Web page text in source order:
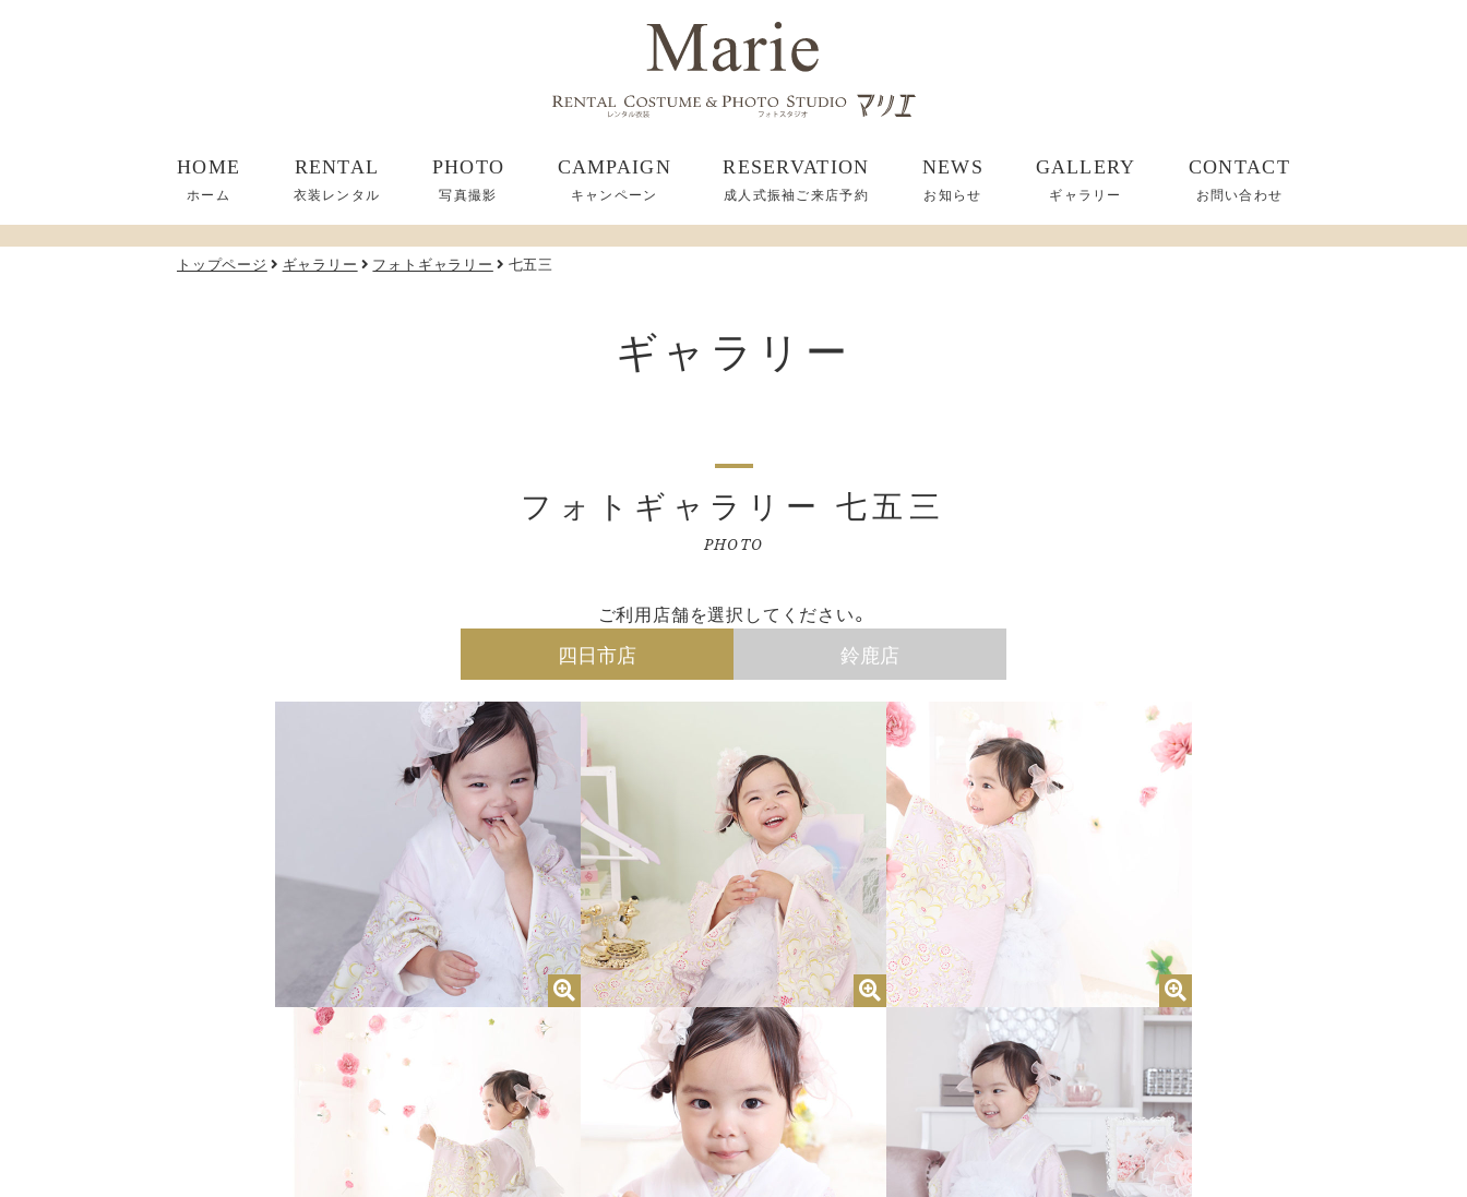
HOME
ホーム
RENTAL
衣装レンタル
PHOTO
写真撮影
CAMPAIGN
キャンペーン
RESERVATION
成人式振袖ご来店予約
NEWS
お知らせ
GALLERY
ギャラリー
CONTACT
お問い合わせ
トップページ ギャラリー フォトギャラリー 七五三
ギャラリー
フォトギャラリー 七五三
PHOTO
ご利用店舗を選択してください。
四日市店 鈴鹿店